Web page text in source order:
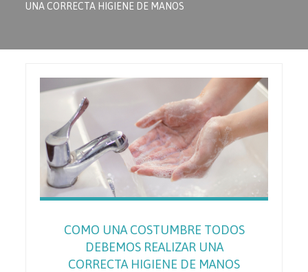
UNA CORRECTA HIGIENE DE MANOS
COMO UNA COSTUMBRE TODOS
DEBEMOS REALIZAR UNA
CORRECTA HIGIENE DE MANOS